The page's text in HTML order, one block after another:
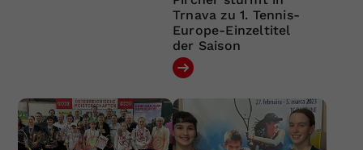
Trnava zu 1. Tennis-
Europe-Einzeltitel
der Saison